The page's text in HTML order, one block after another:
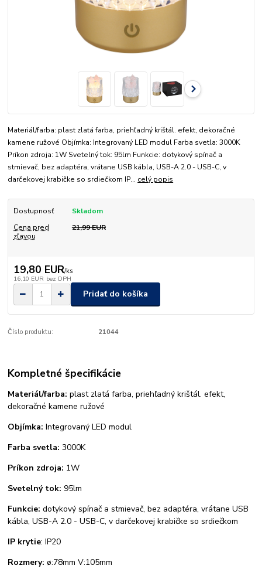
Materiál/farba: plast zlatá farba, priehľadný krištál. efekt, dekoračné
kamene ružové Objímka: Integrovaný LED modul Farba svetla: 3000K
Príkon zdroja: 1W Svetelný tok: 95lm Funkcie: dotykový spínač a
stmievač, bez adaptéra, vrátane USB kábla, USB-A 2.0 - USB-C, v
darčekovej krabičke so srdiečkom IP... celý popis
Dostupnosť
Skladom
Cena pred
zľavou
21,99 EUR
19,80 EUR/ks
16,10 EUR bez DPH
Pridať do košíka
Číslo produktu: 21044
Kompletné špecifikácie
Materiál/farba: plast zlatá farba, priehľadný krištál. efekt,
dekoračné kamene ružové
Objímka:Integrovaný LED modul
Farba svetla: 3000K
Príkon zdroja: 1W
Svetelný tok: 95lm
Funkcie: dotykový spínač a stmievač, bez adaptéra, vrátane USB
kábla, USB-A 2.0 - USB-C, v darčekovej krabičke so srdiečkom
IP krytie: IP20
Rozmery: ø:78mm V:105mm